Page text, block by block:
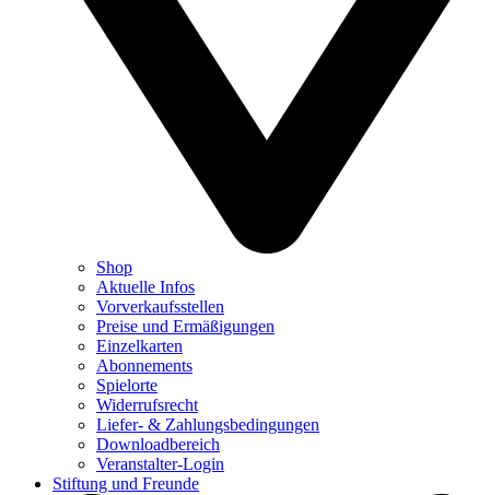
Shop
Aktuelle Infos
Vorverkaufsstellen
Preise und Ermäßigungen
Einzelkarten
Abonnements
Spielorte
Widerrufsrecht
Liefer- & Zahlungsbedingungen
Downloadbereich
Veranstalter-Login
Stiftung und Freunde